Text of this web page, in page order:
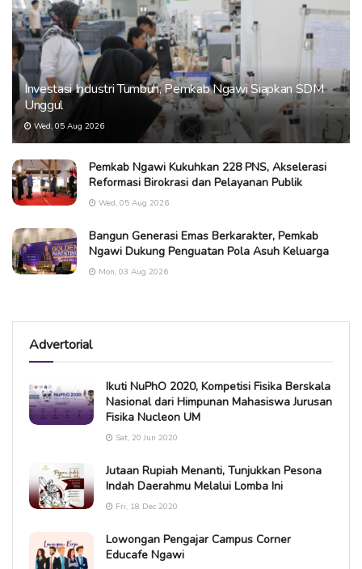
Investasi Industri Tumbuh, Pemkab Ngawi Siapkan SDM
Unggul
Wed, 05 Aug 2026
Pemkab Ngawi Kukuhkan 228 PNS, Akselerasi
Reformasi Birokrasi dan Pelayanan Publik
Wed, 05 Aug 2026
Bangun Generasi Emas Berkarakter, Pemkab
Ngawi Dukung Penguatan Pola Asuh Keluarga
Mon, 03 Aug 2026
Advertorial
Ikuti NuPhO 2020, Kompetisi Fisika Berskala
Nasional dari Himpunan Mahasiswa Jurusan
Fisika Nucleon UM
Sat, 20 Jun 2020
Jutaan Rupiah Menanti, Tunjukkan Pesona
Indah Daerahmu Melalui Lomba Ini
Fri, 18 Dec 2020
Lowongan Pengajar Campus Corner
Educafe Ngawi